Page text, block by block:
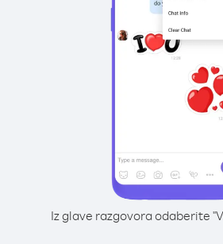
Iz glave razgovora odaberite